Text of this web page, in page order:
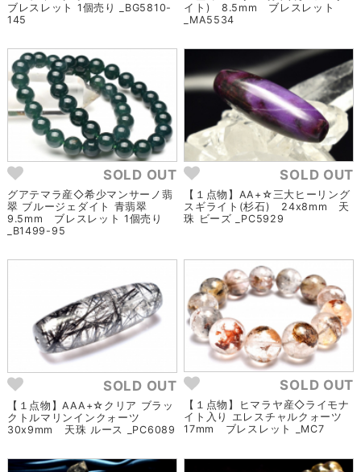
ブレスレット 1個売り _BG5810-
145
イト) 8.5mm ブレスレット
_MA5534
SOLD OUT
グアテマラ産◇希少マンサーノ翡
翠 ブルージェダイト 青翡翠
9.5mm ブレスレット 1個売り
_B1499-95
SOLD OUT
【１点物】AA+☆三大ヒーリング
スギライト(杉石) 24x8mm 天
珠 ビーズ _PC5929
SOLD OUT
【１点物】AAA+☆クリア ブラッ
クトルマリンインクォーツ
30x9mm 天珠 ルース _PC6089
SOLD OUT
【１点物】ヒマラヤ産◇ライモナ
イト入り エレスチャルクォーツ
17mm ブレスレット _MC7